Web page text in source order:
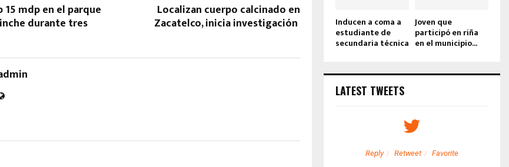
mdp en el parque
durante tres
Localizan cuerpo calcinado en
Zacatelco, inicia investigación Inducen a coma a
estudiante de
secundaria técnica
Joven que
participó en riña
en el municipio...
LATEST TWEETS
Reply Retweet Favorite